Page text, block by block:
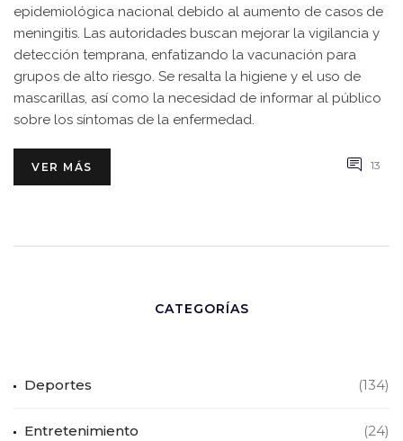
epidemiológica nacional debido al aumento de casos de
meningitis. Las autoridades buscan mejorar la vigilancia y
detección temprana, enfatizando la vacunación para
grupos de alto riesgo. Se resalta la higiene y el uso de
mascarillas, así como la necesidad de informar al público
sobre los síntomas de la enfermedad.
VER MÁS 13
CATEGORÍAS
Deportes (134)
Entretenimiento (24)